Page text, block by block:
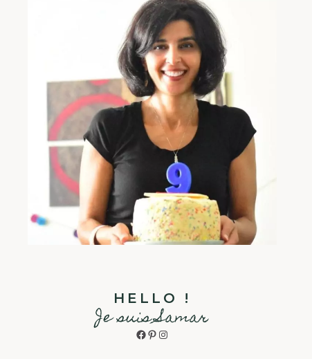
HELLO !
Je suis Samar
Facebook
Pinterest
Instagram